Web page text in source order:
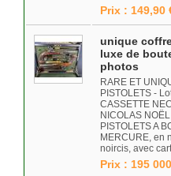
Prix : 149,90
unique
luxe de
photos
RARE ET
PISTOLETS -
CASSETTE
NICOLAS
PISTOLETS A
MERCURE, en
noircis, avec
Prix : 195